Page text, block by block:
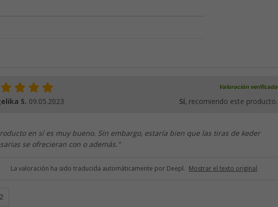
Valoración verificada
S. 09.05.2023 Sí, recomiendo este producto.
en sí es muy bueno. Sin embargo, estaría bien que las tiras de keder
se ofrecieran con o además."
La valoración ha sido traducida automáticamente por Deepl. Mostrar el texto original